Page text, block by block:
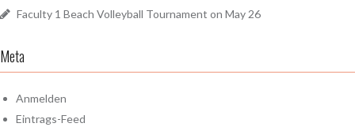
Faculty 1 Beach Volleyball Tournament on May 26
Meta
Anmelden
Eintrags-Feed